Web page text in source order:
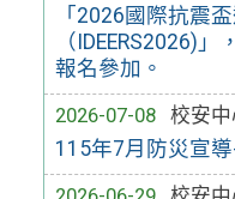
「2026國際抗震
（IDEERS2026)
報名參加。
2026-07-08
校安中
115年7月防災宣